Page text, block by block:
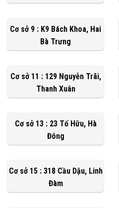
Cơ sở 9 : K9 Bách Khoa, Hai
Bà Trưng
Cơ sở 11 : 129 Nguyễn Trãi,
Thanh Xuân
Cơ sở 13 : 23 Tố Hữu, Hà
Đông
Cơ sở 15 : 318 Cầu Dậu, Linh
Đàm